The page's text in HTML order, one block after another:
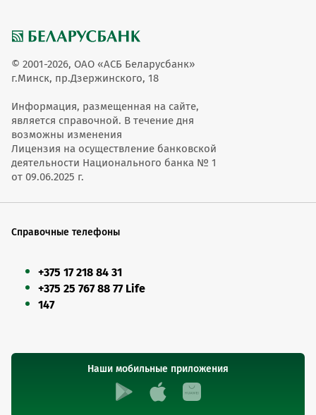
© 2001-2026, ОАО «АСБ Беларусбанк»
г.Минск, пр.Дзержинского, 18
Информация, размещенная на сайте,
является справочной. В течение дня
возможны изменения
Лицензия на осуществление банковской
деятельности Национального банка № 1
от 09.06.2025 г.
Справочные телефоны
+375 17 218 84 31
+375 25 767 88 77 Life
147
Наши мобильные приложения